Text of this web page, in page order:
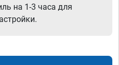
на 1-3 часа для